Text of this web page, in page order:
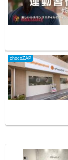
chocoZAP